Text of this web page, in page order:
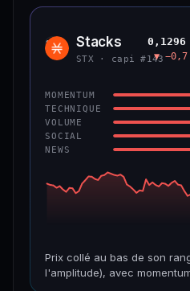
CAP. MARCHÉ
VAR. 7 J
VS ATH
−55,9 %
CONFIANCE
STX Stacks
STX · capi #143
0,1296
▼ −0,7
MOMENTUM
TECHNIQUE
VOLUME
SOCIAL
NEWS
Prix collé au bas de son
l'amplitude), avec